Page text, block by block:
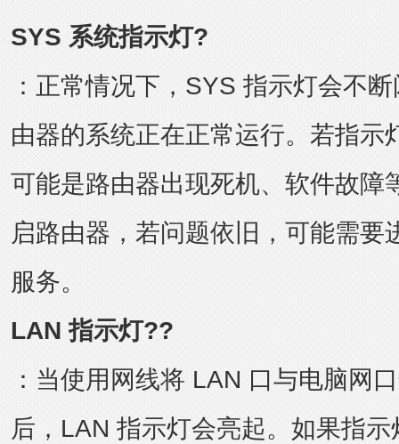
SYS 系统指示灯?
：正常情况下，SYS 指示灯会不
由器的系统正在正常运行。若指示
可能是路由器出现死机、软件故障
启路由器，若问题依旧，可能需要
服务。
LAN 指示灯??
：当使用网线将 LAN 口与电脑网
后，LAN 指示灯会亮起。如果指